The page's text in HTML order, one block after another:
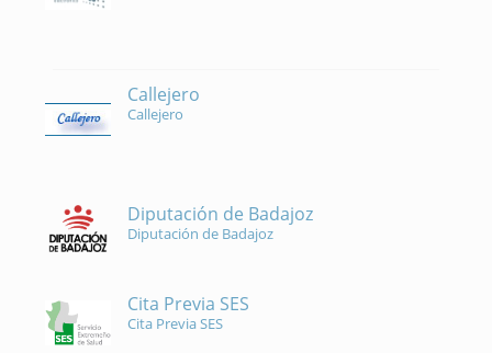
Callejero
Callejero
Diputación de Badajoz
Diputación de Badajoz
Cita Previa SES
Cita Previa SES